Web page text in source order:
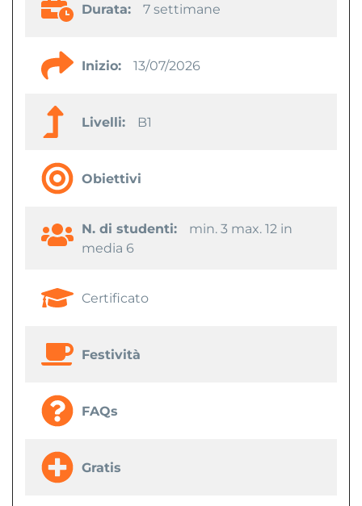
Durata: 7 settimane
Inizio: 13/07/2026
Livelli: B1
Obiettivi
N. di studenti:
min. 3 max. 12 in
media 6
Certificato
Festività
FAQs
Gratis